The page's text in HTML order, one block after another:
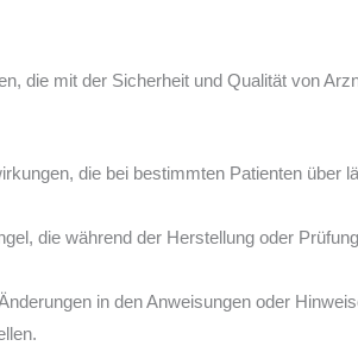
die mit der Sicherheit und Qualität von
die bei bestimmten Patienten über
die während der Herstellung oder
in den Anweisungen oder